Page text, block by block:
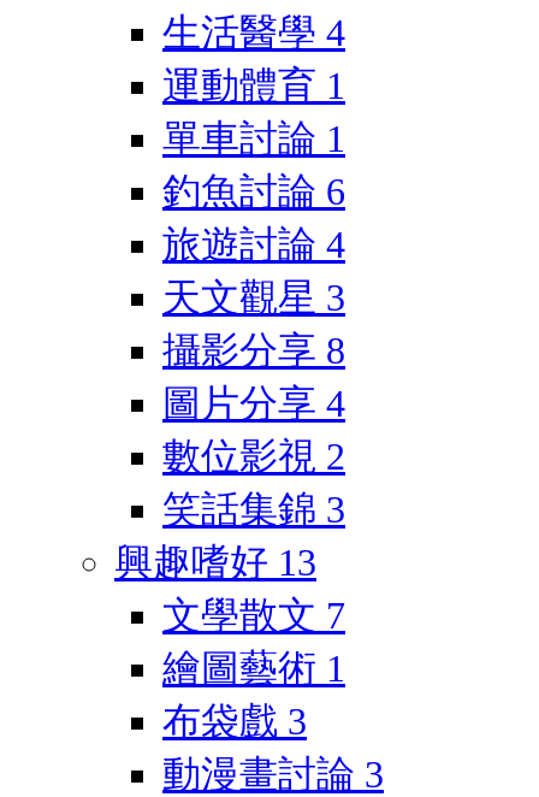
生活醫學 4
運動體育 1
單車討論 1
釣魚討論 6
旅遊討論 4
天文觀星 3
攝影分享 8
圖片分享 4
數位影視 2
笑話集錦 3
興趣嗜好 13
文學散文 7
繪圖藝術 1
布袋戲 3
動漫畫討論 3